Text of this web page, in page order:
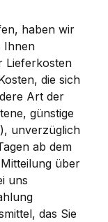
haben wir
Ihnen
Lieferkosten
die sich
Art der
günstige
unverzüglich
ab dem
über
uns
das Sie